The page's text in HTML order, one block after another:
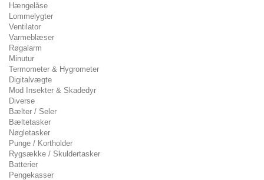
Hængelåse
Lommelygter
Ventilator
Varmeblæser
Røgalarm
Minutur
Termometer & Hygrometer
Digitalvægte
Mod Insekter & Skadedyr
Diverse
Bælter / Seler
Bæltetasker
Nøgletasker
Punge / Kortholder
Rygsække / Skuldertasker
Batterier
Pengekasser